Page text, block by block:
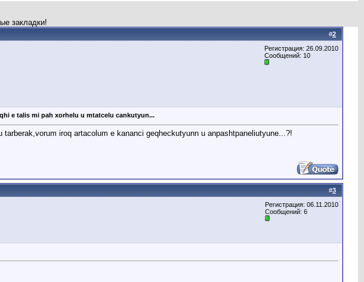
закладки!
#2
Регистрация: 26.09.2010
Сообщений: 10
e talis mi pah xorhelu u mtatcelu cankutyun...
iroq artacolum e kananci geqheckutyunn u anpashtpaneliutyune...?!
#3
Регистрация: 06.11.2010
Сообщений: 6